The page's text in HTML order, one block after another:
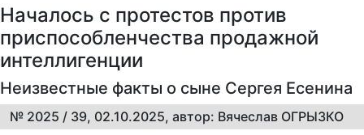
Началось с протестов против
приспособленчества продажной
интеллигенции
Неизвестные факты о сыне Сергея Есенина
№ 2025 / 39, 02.10.2025, автор: Вячеслав ОГРЫЗКО